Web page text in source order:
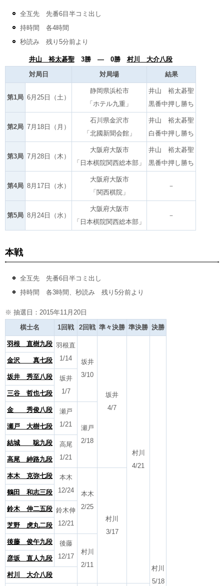
全互先 先番6目半コミ出し
持時間 各4時間
秒読み 残り5分前より
井山 裕太碁聖3勝 ― 0勝 村川 大介八段
対局日 対局場 結果
第1局 6月25日（土）
静岡県浜松市
「ホテル九重」
井山 裕太碁聖
黒番中押し勝ち
第2局 7月18日（月）
石川県金沢市
「北國新聞会館」
井山 裕太碁聖
白番中押し勝ち
第3局 7月28日（木）
大阪府大阪市
「日本棋院関西総本部」
井山 裕太碁聖
黒番中押し勝ち
第4局 8月17日（水）
大阪府大阪市
「関西棋院」
－
第5局 8月24日（水）
大阪府大阪市
「日本棋院関西総本部」
－
本戦
全互先 先番6目半コミ出し
持時間 各3時間、秒読み 残り5分前より
※ 抽選日：2015年11月20日
棋士名
1回戦 2回戦 準々決勝 準決勝 決勝
羽根 直樹九段 羽根直
1/14
坂井
3/10
坂井
4/7
村川
4/21
村川
5/18
金沢 真七段
坂井 秀至八段
坂井
1/7
三谷 哲也七段
金 秀俊八段
瀬戸
1/21
瀬戸
2/18
瀬戸 大樹七段
結城 聡九段
高尾
1/21
高尾 紳路九段
本木 克弥七段
本木
12/24
本木
2/25
村川
3/17
鶴田 和志三段
鈴木 伸二五段 鈴木伸
12/21
芝野 虎丸二段
後藤 俊午九段
後藤
12/17
村川
2/11
彦坂 直人九段
村川 大介八段